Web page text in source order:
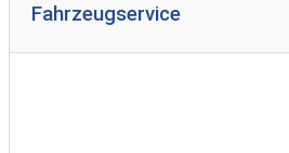
Fahrzeugservice